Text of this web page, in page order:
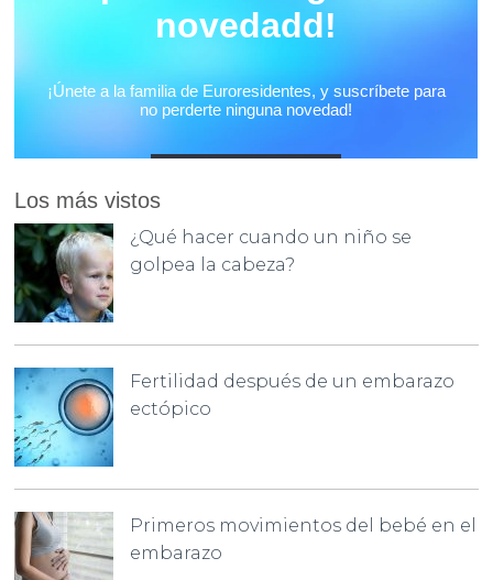
Los más vistos
¿Qué hacer cuando un niño se
golpea la cabeza?
Fertilidad después de un embarazo
ectópico
Primeros movimientos del bebé en el
embarazo